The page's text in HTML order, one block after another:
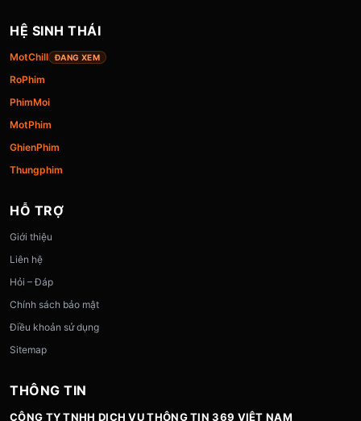
HỆ SINH THÁI
MotChill ĐANG XEM
RoPhim
PhimMoi
MotPhim
GhienPhim
Thungphim
HỖ TRỢ
Giới thiệu
Liên hệ
Hỏi – Đáp
Chính sách bảo mật
Điều khoản sử dụng
Sitemap
THÔNG TIN
CÔNG TY TNHH DỊCH VỤ THÔNG TIN 369 VIỆT NAM